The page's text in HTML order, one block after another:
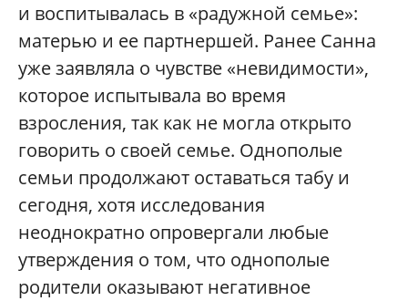
и воспитывалась в «радужной семье»:
матерью и ее партнершей. Ранее Санна
уже заявляла о чувстве «невидимости»,
которое испытывала во время
взросления, так как не могла открыто
говорить о своей семье. Однополые
семьи продолжают оставаться табу и
сегодня, хотя исследования
неоднократно опровергали любые
утверждения о том, что однополые
родители оказывают негативное